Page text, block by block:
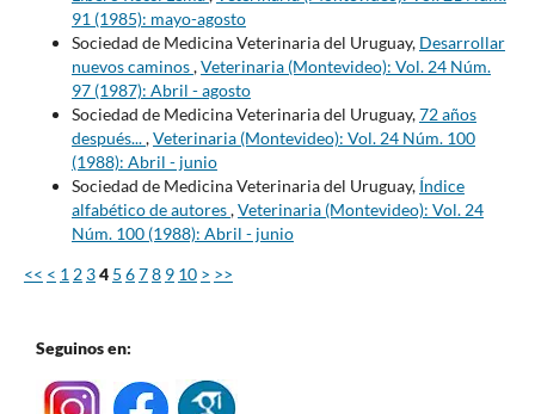
91 (1985): mayo-agosto
Sociedad de Medicina Veterinaria del Uruguay, Desarrollar
nuevos caminos,Veterinaria (Montevideo): Vol. 24 Núm.
97 (1987): Abril - agosto
Sociedad de Medicina Veterinaria del Uruguay,72 años
después...,Veterinaria (Montevideo): Vol. 24 Núm. 100
(1988): Abril - junio
Sociedad de Medicina Veterinaria del Uruguay, Índice
alfabético de autores,Veterinaria (Montevideo): Vol. 24
Núm. 100 (1988): Abril - junio
<< < 1 2 34 5 678 9 10 > >>
Seguinos en: